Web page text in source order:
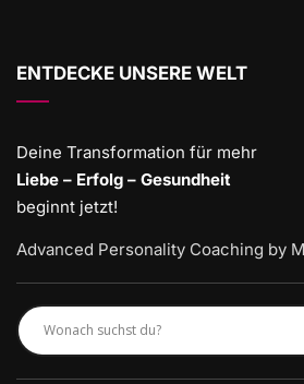
ENTDECKE UNSERE WELT
Deine Transformation für mehr
Liebe – Erfolg – Gesundheit
beginnt jetzt!
Advanced Personality Coaching by